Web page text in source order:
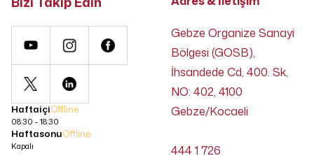
HaftaiçiOffline
08:30 - 18:30
HaftasonuOffline
Kapalı
Gebze Organize Sanayi
Bölgesi (GOSB),
İhsandede Cd, 400. Sk,
NO: 402, 4100
Gebze/Kocaeli
444 1 726